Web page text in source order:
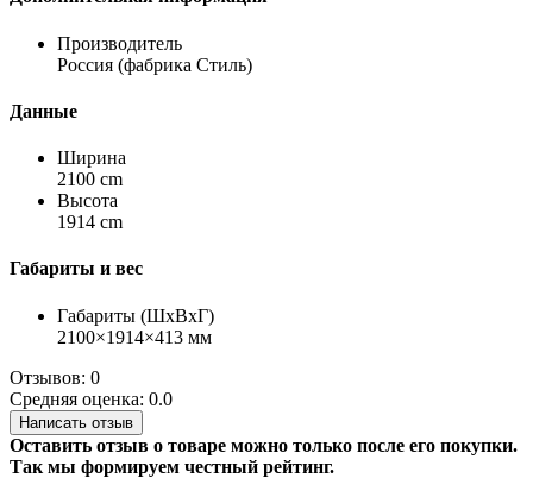
Производитель
Россия (фабрика Стиль)
Данные
Ширина
2100 cm
Высота
1914 cm
Габариты и вес
Габариты (ШхВхГ)
2100×1914×413 мм
Отзывов: 0
Средняя оценка: 0.0
Написать отзыв
Оставить отзыв о товаре можно только после его покупки.
Так мы формируем честный рейтинг.